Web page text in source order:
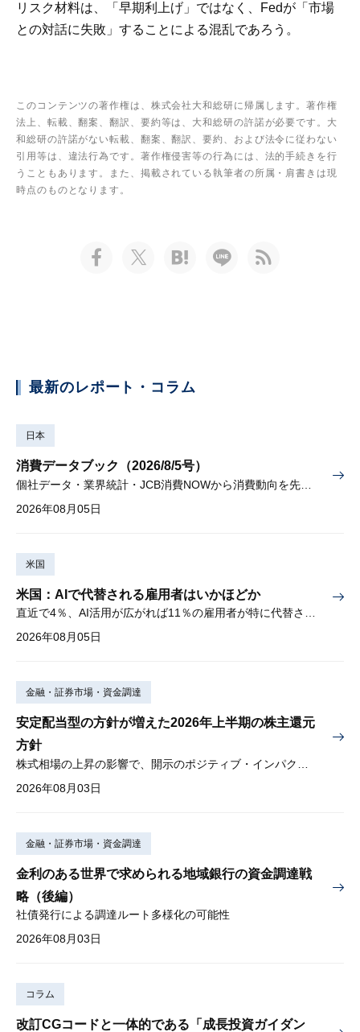
リスク材料は、「早期利上げ」ではなく、Fedが「市場
との対話に失敗」することによる混乱であろう。
このコンテンツの著作権は、株式会社大和総研に帰属します。著作権
法上、転載、翻案、翻訳、要約等は、大和総研の許諾が必要です。大
和総研の許諾がない転載、翻案、翻訳、要約、および法令に従わない
引用等は、違法行為です。著作権侵害等の行為には、法的手続きを行
うこともあります。また、掲載されている執筆者の所属・肩書きは現
時点のものとなります。
最新のレポート・コラム
日本
消費データブック（2026/8/5号）
2026年08月05日
米国
米国：AIで代替される雇用者はいかほどか
直近で4％、AI活用が広がれば11％の雇用者が特に代替されやすい
2026年08月05日
金融・証券市場・資金調達
安定配当型の方針が増えた2026年上半期の株主還元
方針
2026年08月03日
金融・証券市場・資金調達
金利のある世界で求められる地域銀行の資金調達戦
略（後編）
社債発行による調達ルート多様化の可能性
2026年08月03日
コラム
改訂CGコードと一体的である「成長投資ガイダン